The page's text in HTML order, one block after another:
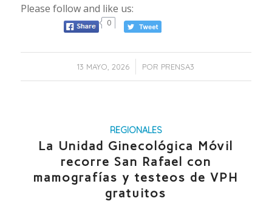
Please follow and like us:
0
13 MAYO, 2026
/ POR PRENSA3
REGIONALES
La Unidad Ginecológica Móvil
recorre San Rafael con
mamografías y testeos de VPH
gratuitos